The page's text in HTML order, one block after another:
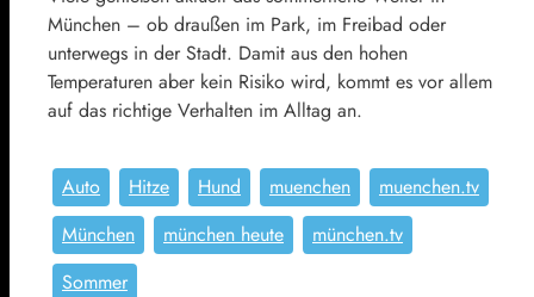
München – ob draußen im Park, im Freibad oder
unterwegs in der Stadt. Damit aus den hohen
Temperaturen aber kein Risiko wird, kommt es vor allem
auf das richtige Verhalten im Alltag an.
Auto Hitze Hund muenchen
muenchen.tv
München
münchen heute
münchen.tv
Sommer